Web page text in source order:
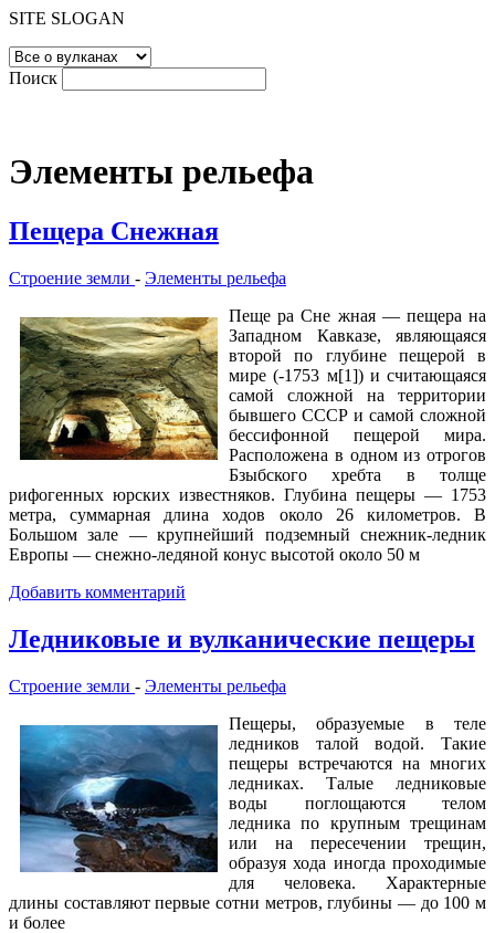
SITE SLOGAN
Поиск
Элементы рельефа
Пещера Снежная
Строение земли - Элементы рельефа
Пеще ра Сне жная — пещера на
Западном Кавказе, являющаяся
второй по глубине пещерой в
мире (-1753 м[1]) и считающаяся
самой сложной на территории
бывшего СССР и самой сложной
бессифонной пещерой мира.
Расположена в одном из отрогов
Бзыбского хребта в толще
рифогенных юрских известняков. Глубина пещеры — 1753
метра, суммарная длина ходов около 26 километров. В
Большом зале — крупнейший подземный снежник-ледник
Европы — снежно-ледяной конус высотой около 50 м
Добавить комментарий
Ледниковые и вулканические пещеры
Строение земли - Элементы рельефа
Пещеры, образуемые в теле
ледников талой водой. Такие
пещеры встречаются на многих
ледниках. Талые ледниковые
воды поглощаются телом
ледника по крупным трещинам
или на пересечении трещин,
образуя хода иногда проходимые
для человека. Характерные
длины составляют первые сотни метров, глубины — до 100 м
и более